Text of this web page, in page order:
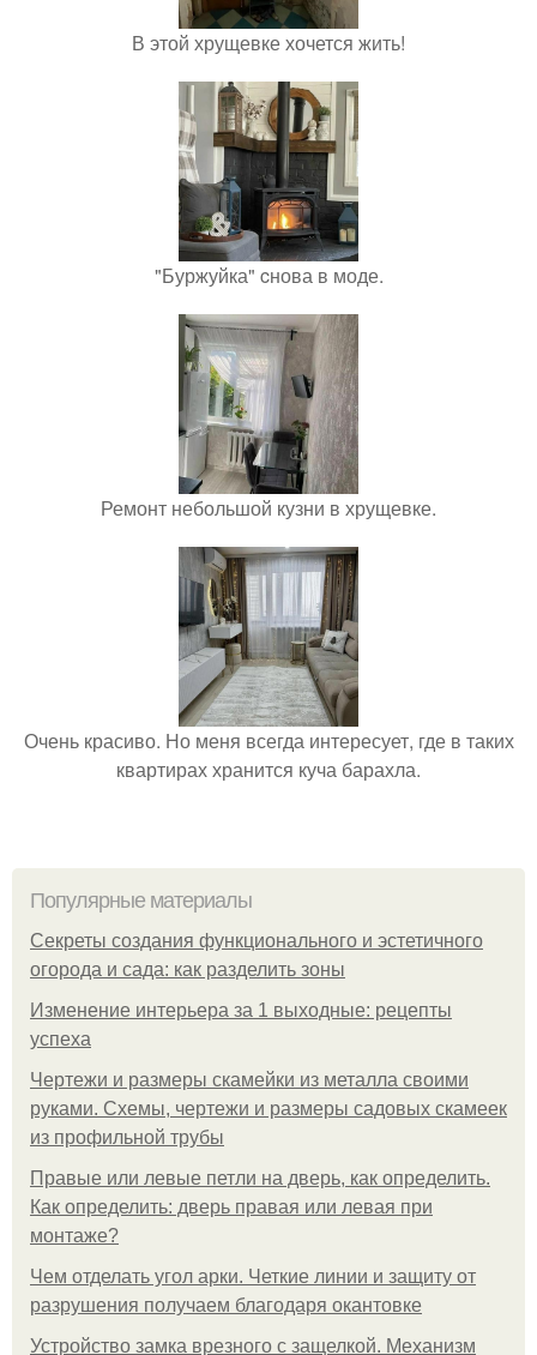
В этой хрущевке хочется жить!
"Буржуйка" cнова в моде.
Ремонт небольшой кузни в хрущевке.
Очень красиво. Но меня всегда интересует, где в таких
квартирах хранится куча барахла.
Популярные материалы
Секреты создания функционального и эстетичного
огорода и сада: как разделить зоны
Изменение интерьера за 1 выходные: рецепты
успеха
Чертежи и размеры скамейки из металла своими
руками. Схемы, чертежи и размеры садовых скамеек
из профильной трубы
Правые или левые петли на дверь, как определить.
Как определить: дверь правая или левая при
монтаже?
Чем отделать угол арки. Четкие линии и защиту от
разрушения получаем благодаря окантовке
Устройство замка врезного с защелкой. Механизм